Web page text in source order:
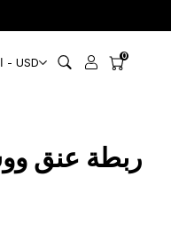
العربية - USD 0
ربطة عنق